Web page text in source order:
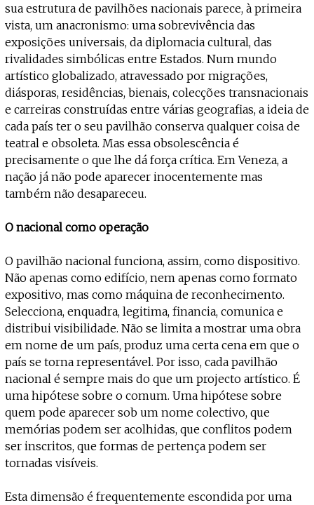
sua estrutura de pavilhões nacionais parece, à primeira
vista, um anacronismo: uma sobrevivência das
exposições universais, da diplomacia cultural, das
rivalidades simbólicas entre Estados. Num mundo
artístico globalizado, atravessado por migrações,
diásporas, residências, bienais, colecções transnacionais
e carreiras construídas entre várias geografias, a ideia de
cada país ter o seu pavilhão conserva qualquer coisa de
teatral e obsoleta. Mas essa obsolescência é
precisamente o que lhe dá força crítica. Em Veneza, a
nação já não pode aparecer inocentemente mas
também não desapareceu.
O nacional como operação
O pavilhão nacional funciona, assim, como dispositivo.
Não apenas como edifício, nem apenas como formato
expositivo, mas como máquina de reconhecimento.
Selecciona, enquadra, legitima, financia, comunica e
distribui visibilidade. Não se limita a mostrar uma obra
em nome de um país, produz uma certa cena em que o
país se torna representável. Por isso, cada pavilhão
nacional é sempre mais do que um projecto artístico. É
uma hipótese sobre o comum. Uma hipótese sobre
quem pode aparecer sob um nome colectivo, que
memórias podem ser acolhidas, que conflitos podem
ser inscritos, que formas de pertença podem ser
tornadas visíveis.
Esta dimensão é frequentemente escondida por uma